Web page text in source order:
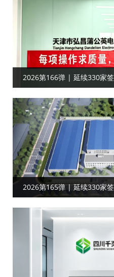
2026第166弹 | 延续330家
客户合作目视化
2026第165弹 | 延续330家
客户达成工厂目视化合作